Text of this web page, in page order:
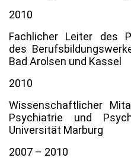
2010
Fachlicher Leiter des
des
Bad Arolsen und Kassel
2010
Wissenschaftlicher
Psychiatrie und
Universität Marburg
2007 – 2010